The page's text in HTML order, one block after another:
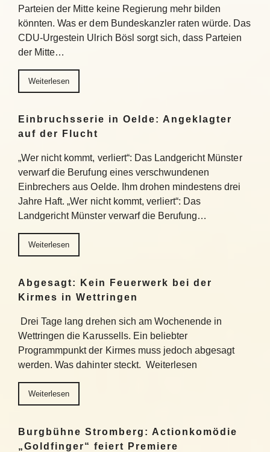
Parteien der Mitte keine Regierung mehr bilden
könnten. Was er dem Bundeskanzler raten würde. Das
CDU-Urgestein Ulrich Bösl sorgt sich, dass Parteien
der Mitte…
Weiterlesen
Einbruchsserie in Oelde: Angeklagter
auf der Flucht
„Wer nicht kommt, verliert“: Das Landgericht Münster
verwarf die Berufung eines verschwundenen
Einbrechers aus Oelde. Ihm drohen mindestens drei
Jahre Haft. „Wer nicht kommt, verliert“: Das
Landgericht Münster verwarf die Berufung…
Weiterlesen
Abgesagt: Kein Feuerwerk bei der
Kirmes in Wettringen
Drei Tage lang drehen sich am Wochenende in
Wettringen die Karussells. Ein beliebter
Programmpunkt der Kirmes muss jedoch abgesagt
werden. Was dahinter steckt. Weiterlesen
Weiterlesen
Burgbühne Stromberg: Actionkomödie
„Goldfinger“ feiert Premiere